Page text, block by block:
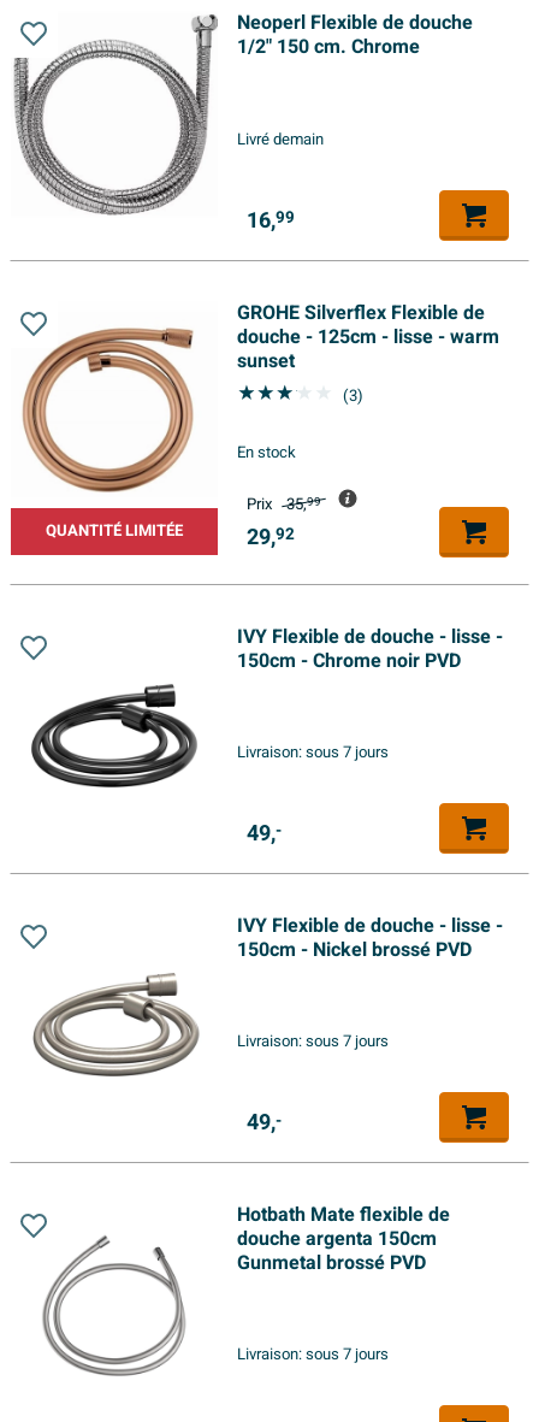
Neoperl Flexible de douche
1/2" 150 cm. Chrome
Livré demain
16,99
QUANTITÉ LIMITÉE
GROHE Silverflex Flexible de
douche - 125cm - lisse - warm
sunset
(3)
En stock
Prix 35,99
29,92
IVY Flexible de douche - lisse -
150cm - Chrome noir PVD
Livraison:sous 7 jours
49,-
IVY Flexible de douche - lisse -
150cm - Nickel brossé PVD
Livraison:sous 7 jours
49,-
Hotbath Mate flexible de
douche argenta 150cm
Gunmetal brossé PVD
Livraison:sous 7 jours